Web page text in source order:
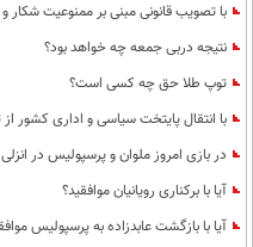
با تصویب قانونی مبنی بر ممنوعیت
نتیجه دربی جمعه چه خواهد بود؟
توپ طلا حق چه کسی است؟
با انتقال پایتخت سیاسی و اداری کشور
در بازی امروز ملوان و پرسپولیس در
آیا با برکناری رویانیان موافقید؟
آیا با بازگشت عابدزاده به پرسپولیس